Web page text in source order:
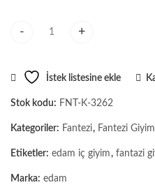
İstek listesine ekle
Stok kodu: FNT-K-3262
Kategoriler: Fantezi, Fantezi Giyim
Etiketler: edam iç giyim, fantazi
Marka: edam